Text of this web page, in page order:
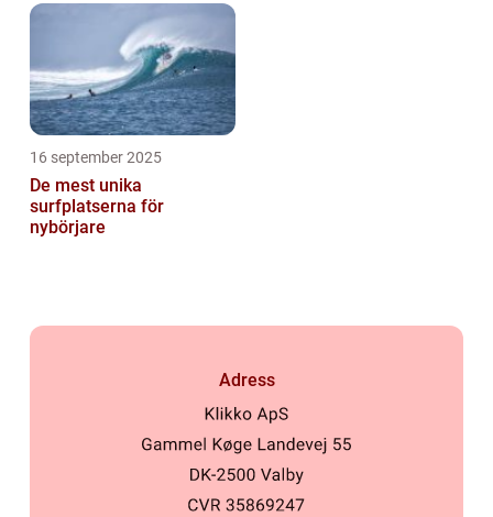
16 september 2025
De mest unika
surfplatserna för
nybörjare
Adress